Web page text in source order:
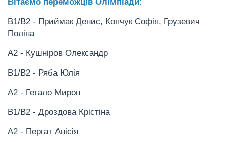
В1/В2 - Приймак Денис, Копчук Софія, Грузевич
Поліна
А2 - Кушніров Олександр
В1/В2 - Ряба Юлія
А2 - Гетало Мирон
В1/В2 - Дроздова Крістіна
А2 - Пергат Анісія